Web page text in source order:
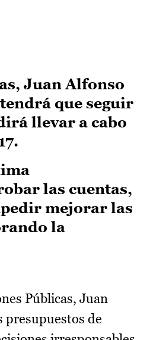
Juan Alfonso
que seguir
llevar a cabo
las cuentas,
mejorar las
la
Públicas, Juan
presupuestos de